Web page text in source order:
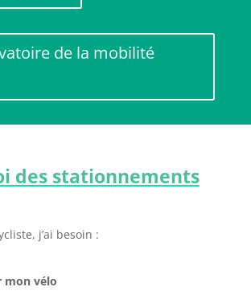
de la mobilité
des stationnements
j’ai besoin :
mon vélo